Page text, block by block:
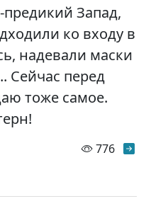
Запад,
ко входу в
надевали маски
Сейчас перед
тоже самое.
776